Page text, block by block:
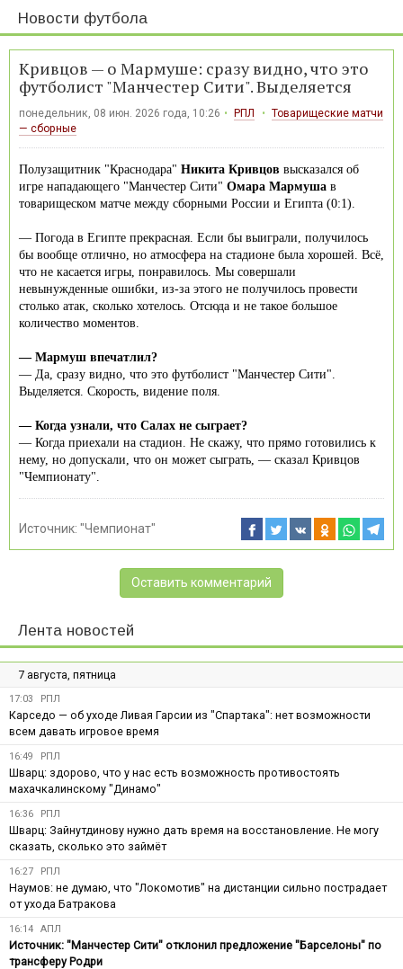
Новости футбола
Кривцов — о Мармуше: сразу видно, что это
футболист "Манчестер Сити". Выделяется
понедельник, 08 июн. 2026 года, 10:26 РПЛ
Товарищеские матчи
— сборные
Полузащитник "Краснодара" Никита Кривцов высказался об
игре нападающего "Манчестер Сити" Омара Мармуша в
товарищеском матче между сборными России и Египта (0:1).
— Погода в Египте прекрасная. Если бы выиграли, получилось
бы вообще отлично, но атмосфера на стадионе была хорошей. Всё,
что не касается игры, понравилось. Мы совершали
невынужденные ошибки, из-за этого не получилось провести
столько атак, сколько хотелось. Отсюда и не такое большое
количество моментов.
— Мармуш впечатлил?
— Да, сразу видно, что это футболист "Манчестер Сити".
Выделяется. Скорость, видение поля.
— Когда узнали, что Салах не сыграет?
— Когда приехали на стадион. Не скажу, что прямо готовились к
нему, но допускали, что он может сыграть, — сказал Кривцов
"Чемпионату".
Источник: "Чемпионат"
Оставить комментарий
Лента новостей
7 августа, пятница
17:03 РПЛ
Карседо — об уходе Ливая Гарсии из "Спартака": нет возможности
всем давать игровое время
16:49 РПЛ
Шварц: здорово, что у нас есть возможность противостоять
махачкалинскому "Динамо"
16:36 РПЛ
Шварц: Зайнутдинову нужно дать время на восстановление. Не могу
сказать, сколько это займёт
16:27 РПЛ
Наумов: не думаю, что "Локомотив" на дистанции сильно пострадает
от ухода Батракова
16:14 АПЛ
Источник: "Манчестер Сити" отклонил предложение "Барселоны" по
трансферу Родри